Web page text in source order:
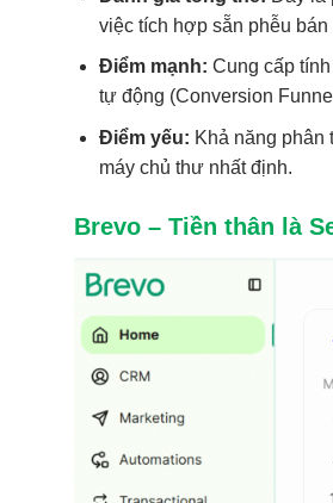
việc tích hợp sẵn phễu bán
Điểm mạnh: Cung cấp
tự động (Conversion
Điểm yếu: Khả năng phân
máy chủ thư nhất định.
Brevo – Tiền thân là